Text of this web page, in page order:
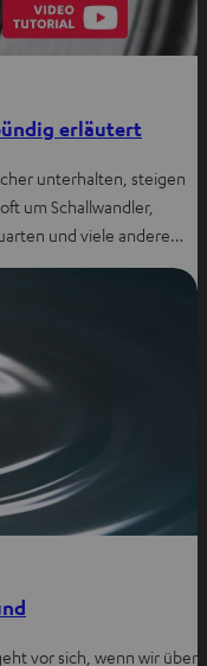
erläutert
unterhalten, steigen
um Schallwandler,
und viele andere…
vor sich, wenn wir über